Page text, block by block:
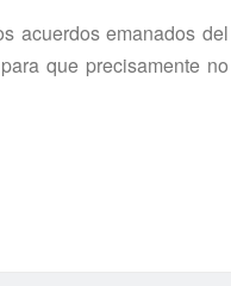
acuerdos emanados del
que precisamente no